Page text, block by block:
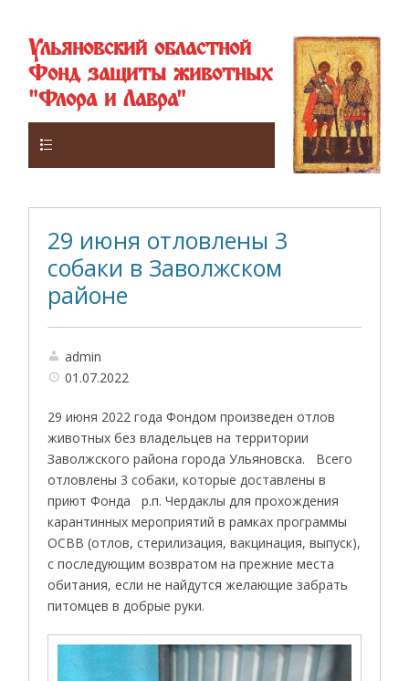
Ульяновский областной
Фонд защиты животных
"Флора и Лавра"
29 июня отловлены 3
собаки в Заволжском
районе
admin
01.07.2022
29 июня 2022 года Фондом произведен отлов
животных без владельцев на территории
Заволжского района города Ульяновска. Всего
отловлены 3 собаки, которые доставлены в
приют Фонда р.п. Чердаклы для прохождения
карантинных мероприятий в рамках программы
ОСВВ (отлов, стерилизация, вакцинация, выпуск),
с последующим возвратом на прежние места
обитания, если не найдутся желающие забрать
питомцев в добрые руки.